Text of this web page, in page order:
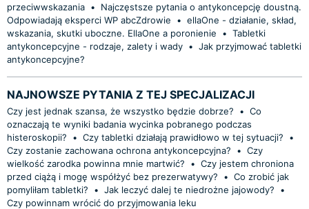
przeciwwskazania •
Najczęstsze pytania o antykoncepcję doustną.
Odpowiadają eksperci WP abcZdrowie
• ellaOne - działanie, skład,
wskazania, skutki uboczne. EllaOne a poronienie
• Tabletki
antykoncepcyjne - rodzaje, zalety i wady • Jak przyjmować tabletki
antykoncepcyjne?
NAJNOWSZE PYTANIA Z TEJ SPECJALIZACJI
Czy jest jednak szansa, że wszystko będzie dobrze? • Co
oznaczają te wyniki badania wycinka pobranego podczas
histeroskopii?
• Czy tabletki działają prawidłowo w tej sytuacji?
•
Czy zostanie zachowana ochrona antykoncepcyjna?
• Czy
wielkość zarodka powinna mnie martwić?
• Czy jestem chroniona
przed ciążą i mogę współżyć bez prezerwatywy?
• Co zrobić jak
pomyliłam tabletki?
• Jak leczyć dalej te niedrożne jajowody?
•
Czy powinnam wrócić do przyjmowania leku